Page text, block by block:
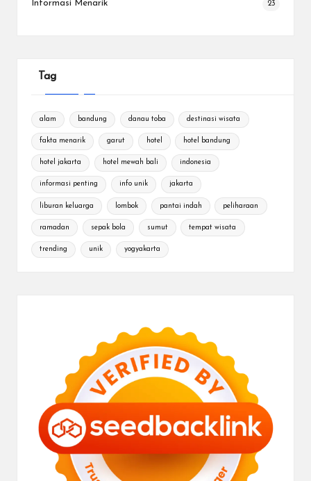
Informasi Menarik 23
Tag
alam bandung danau toba destinasi wisata
fakta menarik garut hotel hotel bandung
hotel jakarta hotel mewah bali indonesia
informasi penting info unik jakarta
liburan keluarga lombok pantai indah peliharaan
ramadan sepak bola sumut tempat wisata
trending unik yogyakarta